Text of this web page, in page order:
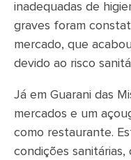
inadequadas de
graves foram
mercado, que
devido ao risco
Já em Guarani das
mercados e um
como restaurante.
condições